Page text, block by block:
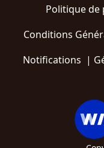
Politique de
Conditions
Notifications |